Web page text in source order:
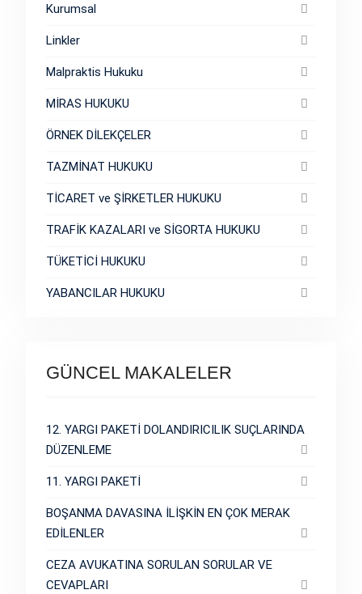
Kurumsal
Linkler
Malpraktis Hukuku
MİRAS HUKUKU
ÖRNEK DİLEKÇELER
TAZMİNAT HUKUKU
TİCARET ve ŞİRKETLER HUKUKU
TRAFİK KAZALARI ve SİGORTA HUKUKU
TÜKETİCİ HUKUKU
YABANCILAR HUKUKU
GÜNCEL MAKALELER
12. YARGI PAKETİ DOLANDIRICILIK SUÇLARINDA
DÜZENLEME
11. YARGI PAKETİ
BOŞANMA DAVASINA İLİŞKİN EN ÇOK MERAK
EDİLENLER
CEZA AVUKATINA SORULAN SORULAR VE
CEVAPLARI